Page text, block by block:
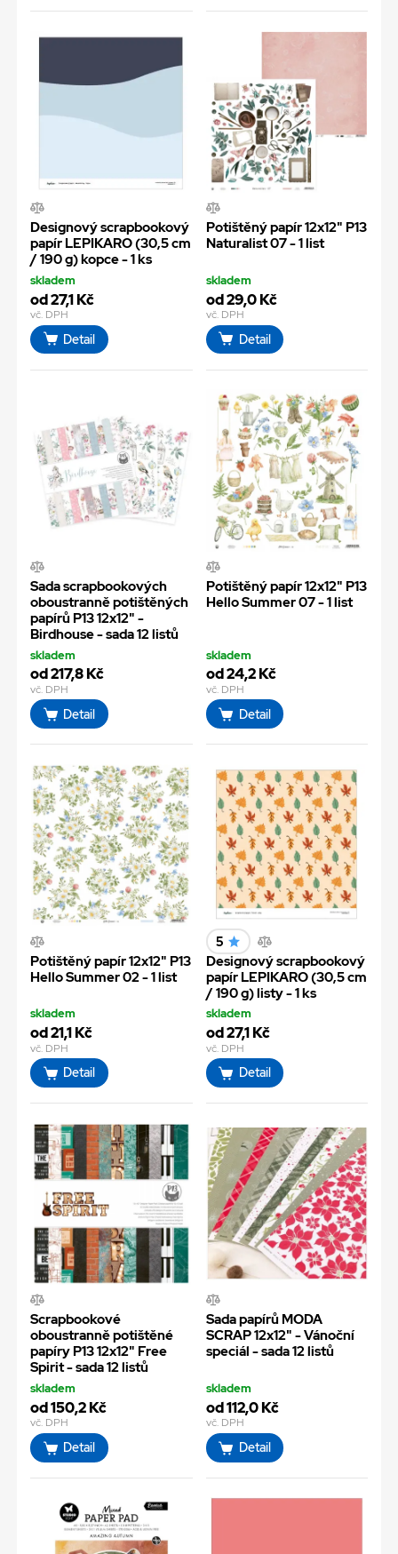
Designový scrapbookový
papír LEPIKARO (30,5 cm
/ 190 g) kopce - 1 ks
skladem
od 27,1 Kč
vč. DPH
Detail
Potištěný papír 12x12" P13
Naturalist 07 - 1 list
skladem
od 29,0 Kč
vč. DPH
Detail
Sada scrapbookových
oboustranně potištěných
papírů P13 12x12" -
Birdhouse - sada 12 listů
skladem
od 217,8 Kč
vč. DPH
Detail
Potištěný papír 12x12" P13
Hello Summer 07 - 1 list
skladem
od 24,2 Kč
vč. DPH
Detail
Potištěný papír 12x12" P13
Hello Summer 02 - 1 list
skladem
od 21,1 Kč
vč. DPH
Detail
5
Designový scrapbookový
papír LEPIKARO (30,5 cm
/ 190 g) listy - 1 ks
skladem
od 27,1 Kč
vč. DPH
Detail
Scrapbookové
oboustranně potištěné
papíry P13 12x12" Free
Spirit - sada 12 listů
skladem
od 150,2 Kč
vč. DPH
Detail
Sada papírů MODA
SCRAP 12x12" - Vánoční
speciál - sada 12 listů
skladem
od 112,0 Kč
vč. DPH
Detail